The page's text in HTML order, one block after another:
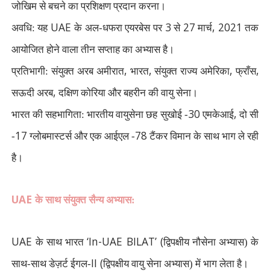
जोखिम से बचने का प्रशिक्षण प्रदान करना।
अवधि: यह UAEके अल-धफरा एयरबेस पर 3 से 27 मार्च, 2021 तक
आयोजित होने वाला तीन सप्ताह का अभ्यास है।
प्रतिभागी: संयुक्त अरब अमीरात, भारत,संयुक्त राज्य अमेरिका,फ्राँस,
सऊदी अरब,दक्षिण कोरिया और बहरीन की वायु सेना।
भारत की सहभागिता: भारतीय वायुसेना छह सुखोई -30 एमकेआई,दो सी
-17 ग्लोबमास्टर्स और एक आईएल -78 टैंकर विमान के साथ भाग ले रही
है।
UAE के साथ संयुक्त सैन्य अभ्यास:
UAEके साथ भारत‘In-UAE BILAT’ (द्विपक्षीय नौसेना अभ्यास) के
साथ-साथ डेज़र्ट ईगल-II (द्विपक्षीय वायु सेना अभ्यास) में भाग लेता है।